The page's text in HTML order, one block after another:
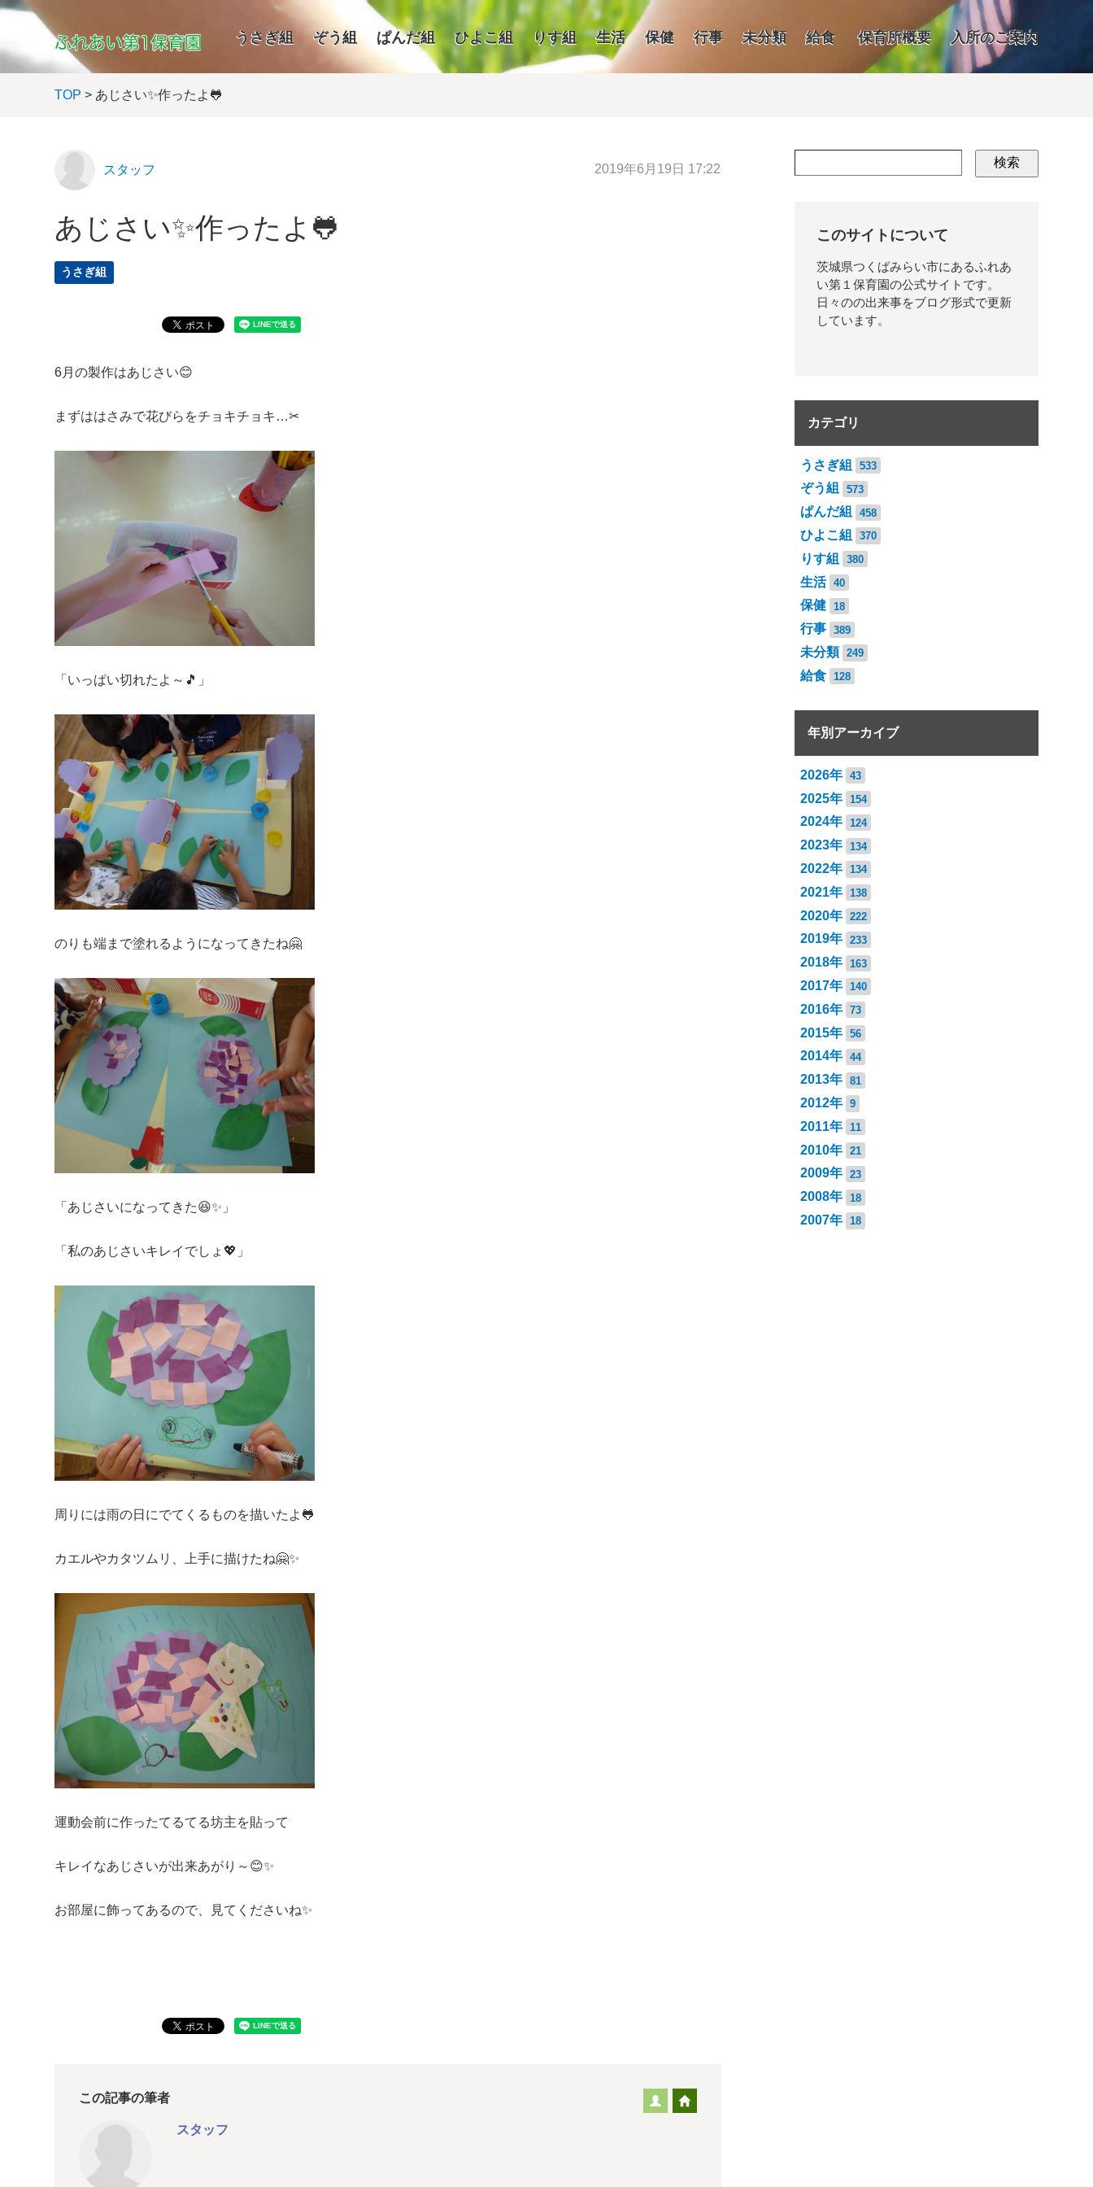
うさぎ組 ぞう組 ぱんだ組 ひよこ組 りす組 生活 保健 行事 未分類 給食 保育所概要 入所のご案内
TOP > あじさい✨作ったよ🐸
スタッフ 2019年6月19日 17:22
あじさい✨作ったよ🐸
うさぎ組
6月の製作はあじさい😊
まずははさみで花びらをチョキチョキ…✂
「いっぱい切れたよ～🎵」
のりも端まで塗れるようになってきたね🤗
「あじさいになってきた😆✨」
「私のあじさいキレイでしょ💖」
周りには雨の日にでてくるものを描いたよ🐸
カエルやカタツムリ、上手に描けたね🤗✨
運動会前に作ったてるてる坊主を貼って
キレイなあじさいが出来あがり～😊✨
お部屋に飾ってあるので、見てくださいね✨
この記事の筆者
スタッフ
検索
このサイトについて
茨城県つくばみらい市にあるふれあ
い第１保育園の公式サイトです。
日々のの出来事をブログ形式で更新
しています。
カテゴリ
うさぎ組 533
ぞう組 573
ぱんだ組 458
ひよこ組 370
りす組 380
生活 40
保健 18
行事 389
未分類 249
給食 128
年別アーカイブ
2026年 43
2025年 154
2024年 124
2023年 134
2022年 134
2021年 138
2020年 222
2019年 233
2018年 163
2017年 140
2016年 73
2015年 56
2014年 44
2013年 81
2012年 9
2011年 11
2010年 21
2009年 23
2008年 18
2007年 18